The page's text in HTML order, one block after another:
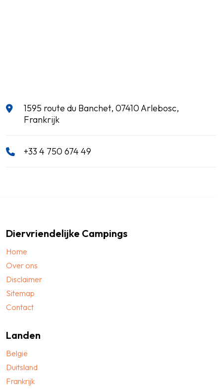
1595 route du Banchet, 07410 Arlebosc,
Frankrijk
+33 4 750 674 49
Diervriendelijke Campings
Home
Over ons
Disclaimer
Sitemap
Contact
Landen
België
Duitsland
Frankrijk